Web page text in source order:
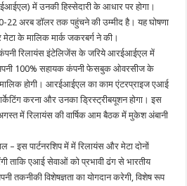
में उनकी हिस्सेदारी के आधार पर होगा।
22 अरब डॉलर तक पहुंचने की उम्मीद है। यह घोषणा
के मालिक मार्क जकरबर्ग ने की।
कंपनी रिलायंस इंटेलिजेंस के जरिये आरईआईएल में
अपनी 100% सहायक कंपनी फेसबुक ओवरसीज के
मालिक होगी। आरईआईएल का काम एंटरप्राइज एआई
करना और उनका ड्रिस्‍ट्रीबयूशन होगा। इस
में रिलायंस की वार्षिक आम बैठक में मुकेश अंबानी
– इस पार्टनरशिप में में रिलायंस और मेटा दोनों
ताकि एआई सेवाओं को प्रभावी ढंग से भारतीय
तकनीकी विशेषज्ञता का योगदान करेगी, विशेष रूप